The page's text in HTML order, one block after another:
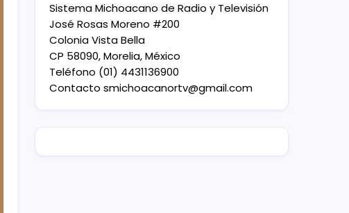
Sistema Michoacano de Radio y Televisión
José Rosas Moreno #200
Colonia Vista Bella
CP 58090, Morelia, México
Teléfono (01) 4431136900
Contacto smichoacanortv@gmail.com